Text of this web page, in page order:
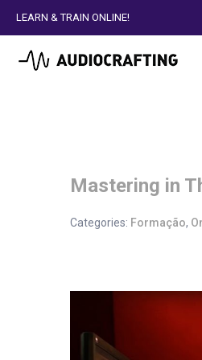
LEARN & TRAIN ONLINE!
Mastering in
Categories: Formação,